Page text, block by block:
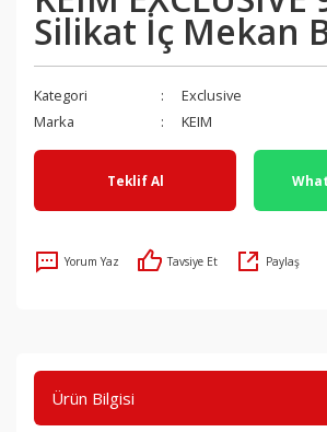
Silikat İç Mekan
Kategori
Exclusive
Marka
KEIM
Teklif Al
Yorum Yaz Tavsiye Et Paylaş
Ürün Bilgisi